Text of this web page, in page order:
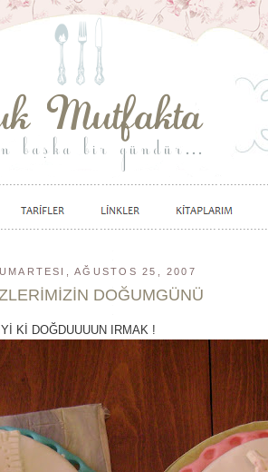
AĞUSTOS 25, 2007
DOĞUMGÜNÜ
Kİ DOĞDUUUUN IRMAK !